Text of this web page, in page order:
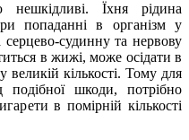
Їхня рідина
попаданні в організм у
серцево-судинну та нервову
в жижі, може осідати в
кількості. Тому для
шкоди, потрібно
в помірній кількості